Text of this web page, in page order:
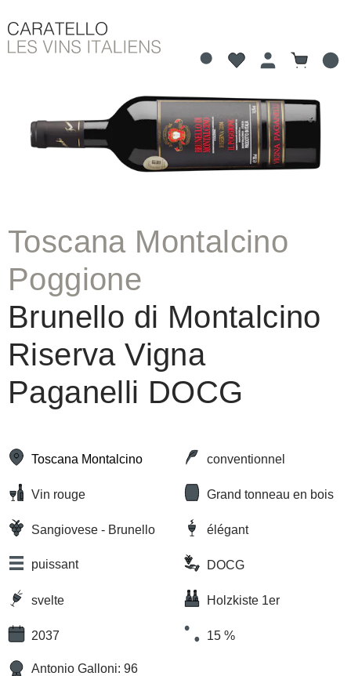
Ignorer la galerie d'images
Toscana Montalcino
Poggione
Brunello di Montalcino
Riserva Vigna
Paganelli DOCG
Toscana Montalcino conventionnel
Vin rouge Grand tonneau en bois
Sangiovese - Brunello élégant
puissant DOCG
svelte Holzkiste 1er
2037 15 %
Antonio Galloni: 96